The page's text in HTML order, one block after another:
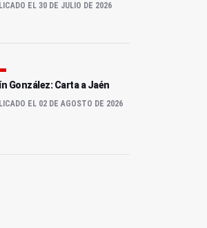
EL 30 DE JULIO DE 2026
González: Carta a Jaén
EL 02 DE AGOSTO DE 2026